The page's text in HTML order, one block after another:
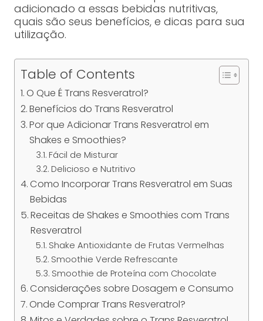
adicionado a essas bebidas nutritivas,
quais são seus benefícios, e dicas para sua
utilização.
Table of Contents
O Que É Trans Resveratrol?
Benefícios do Trans Resveratrol
Por que Adicionar Trans Resveratrol em
Shakes e Smoothies?
Fácil de Misturar
Delicioso e Nutritivo
Como Incorporar Trans Resveratrol em Suas
Bebidas
Receitas de Shakes e Smoothies com Trans
Resveratrol
Shake Antioxidante de Frutas Vermelhas
Smoothie Verde Refrescante
Smoothie de Proteína com Chocolate
Considerações sobre Dosagem e Consumo
Onde Comprar Trans Resveratrol?